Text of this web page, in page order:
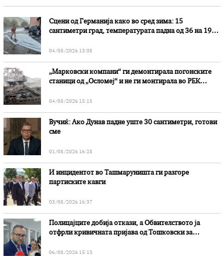
Сцени од Германија како во сред зима: 15
сантиметри град, температурата падна од 36 на 19
04/08/2026 13:08
„Марковски компани“ ги демонтирала погонските
станици од „Осломеј“ и не ги монтирала во РЕК
04/08/2026 15:15
Вучиќ: Ако Дунав падне уште 30 сантиметри, готови
сме
01/08/2026 16:28
И инцидентот во Ташмаруништa ги разгоре
партиските кавги
03/08/2026 16:37
Полицајците добија откази, а Обвителството ја
отфрли кривичната пријава од Тошковски за
06/08/2026 15:13